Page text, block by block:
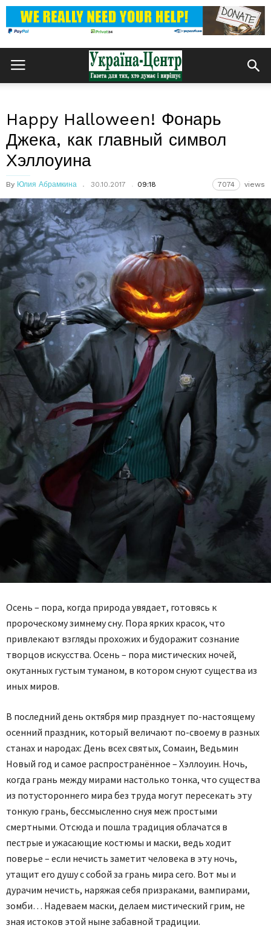
Happy Halloween! Фонарь
Джека, как главный символ
Хэллоуина
By Юлия Абрамкина 30.10.2017 09:18 7074 views
Осень – пора, когда природа увядает, готовясь к
пророческому зимнему сну. Пора ярких красок, что
привлекают взгляды прохожих и будоражит сознание
творцов искусства. Осень – пора мистических ночей,
окутанных густым туманом, в котором снуют существа из
иных миров.
В последний день октября мир празднует по-настоящему
осенний праздник, который величают по-своему в разных
станах и народах: День всех святых, Сомаин, Ведьмин
Новый год и самое распространённое – Хэллоуин. Ночь,
когда грань между мирами настолько тонка, что существа
из потустороннего мира без труда могут пересекать эту
тонкую грань, бессмысленно снуя меж простыми
смертными. Отсюда и пошла традиция облачатся в
пестрые и ужасающие костюмы и маски, ведь ходит
поверье – если нечисть заметит человека в эту ночь,
утащит его душу с собой за грань мира сего. Вот мы и
дурачим нечисть, наряжая себя призраками, вампирами,
зомби… Надеваем маски, делаем мистический грим, не
зная истоков этой ныне забавной традиции.